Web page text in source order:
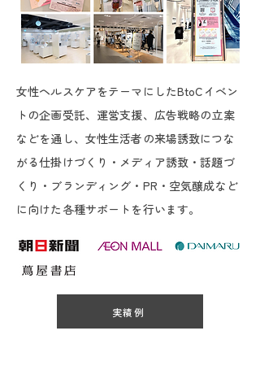
女性ヘルスケアをテーマにしたBtoCイベン
トの企画受託、運営支援、広告戦略の立案
などを通し、女性生活者の来場誘致につな
がる仕掛けづくり・メディア誘致・話題づ
くり・ブランディング・PR・空気醸成など
に向けた各種サポートを行います。
実績例